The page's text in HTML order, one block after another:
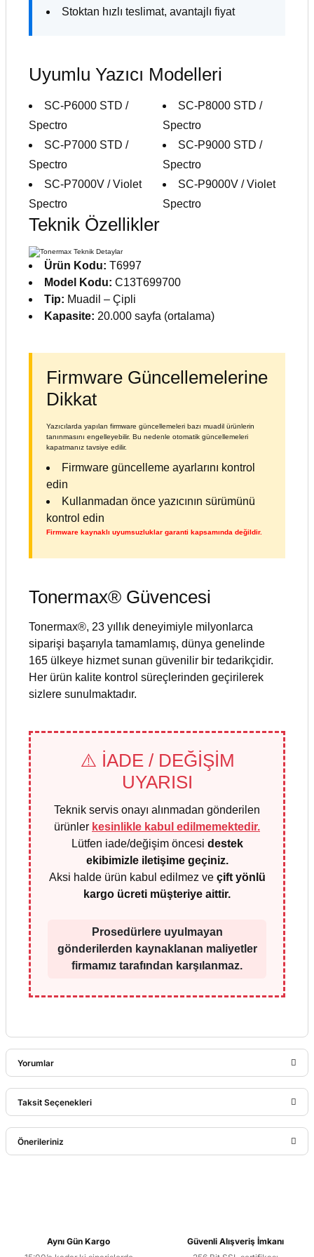
Stoktan hızlı teslimat, avantajlı fiyat
Uyumlu Yazıcı Modelleri
SC-P6000 STD /
Spectro
SC-P7000 STD /
Spectro
SC-P7000V / Violet
Spectro
SC-P8000 STD /
Spectro
SC-P9000 STD /
Spectro
SC-P9000V / Violet
Spectro
Teknik Özellikler
Ürün Kodu: T6997
Model Kodu: C13T699700
Tip: Muadil – Çipli
Kapasite: 20.000 sayfa (ortalama)
Firmware Güncellemelerine
Dikkat
Yazıcılarda yapılan firmware güncellemeleri bazı muadil ürünlerin
tanınmasını engelleyebilir. Bu nedenle otomatik güncellemeleri
kapatmanız tavsiye edilir.
Firmware güncelleme ayarlarını kontrol
edin
Kullanmadan önce yazıcının sürümünü
kontrol edin
Firmware kaynaklı uyumsuzluklar garanti kapsamında değildir.
Tonermax® Güvencesi
Tonermax®, 23 yıllık deneyimiyle milyonlarca
siparişi başarıyla tamamlamış, dünya genelinde
165 ülkeye hizmet sunan güvenilir bir tedarikçidir.
Her ürün kalite kontrol süreçlerinden geçirilerek
sizlere sunulmaktadır.
⚠️ İADE / DEĞİŞİM
UYARISI
Teknik servis onayı alınmadan gönderilen
ürünler kesinlikle kabul edilmemektedir.
Lütfen iade/değişim öncesi destek
ekibimizle iletişime geçiniz.
Aksi halde ürün kabul edilmez ve çift yönlü
kargo ücreti müşteriye aittir.
Prosedürlere uyulmayan
gönderilerden kaynaklanan maliyetler
firmamız tarafından karşılanmaz.
Yorumlar
Bu ürüne ilk yorumu siz yapın!
Taksit Seçenekleri
Önerileriniz
Aynı Gün Kargo
Güvenli Alışveriş İmkanı